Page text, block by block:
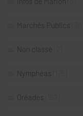
Marchés Publics
Non classé
Nymphéas
Oréades